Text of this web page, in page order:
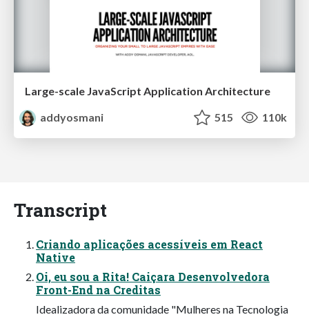
Large-scale JavaScript Application Architecture
addyosmani
515 110k
Transcript
Criando aplicações acessíveis em React
Native
Oi, eu sou a Rita! Caiçara Desenvolvedora
Front-End na Creditas
Idealizadora da comunidade "Mulheres na Tecnologia